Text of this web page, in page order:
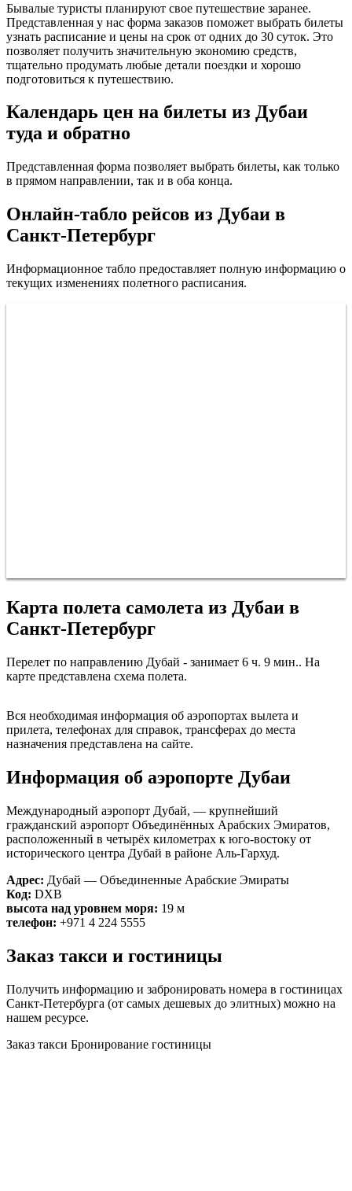
Бывалые туристы планируют свое путешествие заранее.
Представленная у нас форма заказов поможет выбрать билеты
узнать расписание и цены на срок от одних до 30 суток. Это
позволяет получить значительную экономию средств,
тщательно продумать любые детали поездки и хорошо
подготовиться к путешествию.
Календарь цен на билеты из Дубаи
туда и обратно
Представленная форма позволяет выбрать билеты, как только
в прямом направлении, так и в оба конца.
Онлайн-табло рейсов из Дубаи в
Санкт-Петербург
Информационное табло предоставляет полную информацию о
текущих изменениях полетного расписания.
Карта полета самолета из Дубаи в
Санкт-Петербург
Перелет по направлению Дубай - занимает 6 ч. 9 мин.. На
карте представлена схема полета.
Санкт-Петербург
Вся необходимая информация об аэропортах вылета и
прилета, телефонах для справок, трансферах до места
назначения представлена на сайте.
Информация об аэропорте Дубаи
Международный аэропорт Дубай, — крупнейший
гражданский аэропорт Объединённых Арабских Эмиратов,
расположенный в четырёх километрах к юго-востоку от
исторического центра Дубай в районе Аль-Гархуд.
Адрес: Дубай — Объединенные Арабские Эмираты
Код: DXB
высота над уровнем моря: 19 м
телефон: +971 4 224 5555
Заказ такси и гостиницы
Получить информацию и забронировать номера в гостиницах
Санкт-Петербурга (от самых дешевых до элитных) можно на
нашем ресурсе.
Заказ такси Бронирование гостиницы